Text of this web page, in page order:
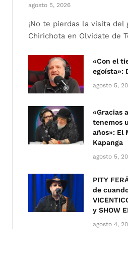
agosto 5, 2026
¡No te pierdas la visita del
Chirichota en Olvidate de
«Con el
egoísta»:
agosto 5,
«Gracias
tenemos
años»: El
Kapanga
agosto 5,
PITY
de
y SHOW
agosto 4,